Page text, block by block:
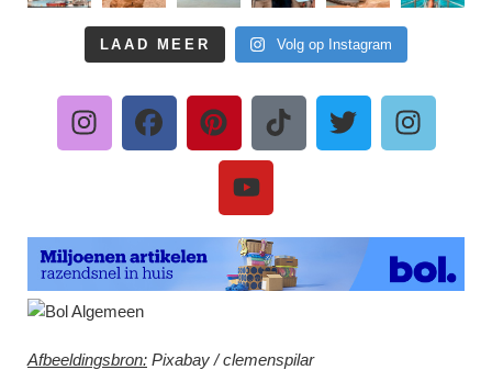
LAAD MEER Volg op Instagram
Afbeeldingsbron: Pixabay / clemenspilar